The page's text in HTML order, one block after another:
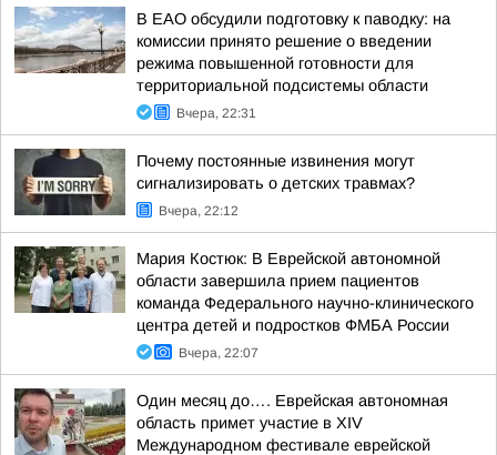
В ЕАО обсудили подготовку к паводку: на
комиссии принято решение о введении
режима повышенной готовности для
территориальной подсистемы области
Вчера, 22:31
Почему постоянные извинения могут
сигнализировать о детских травмах?
Вчера, 22:12
Мария Костюк: В Еврейской автономной
области завершила прием пациентов
команда Федерального научно-клинического
центра детей и подростков ФМБА России
Вчера, 22:07
Один месяц до…. Еврейская автономная
область примет участие в XIV
Международном фестивале еврейской